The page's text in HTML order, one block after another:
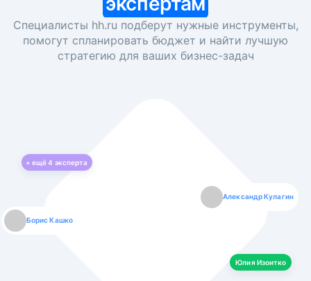
Специалисты hh.ru подберут нужные инструменты,
помогут спланировать бюджет и найти лучшую
стратегию для ваших бизнес-задач
+ ещё4 эксперта
Борис Кашко
Александр Кулагин
Юлия Изоитко
Юлия Изоитко
Даниил Макаров
Александр Кулагин
Екатерина Лазаренко
Даниил Макаров
Борис Кашко
Екатерина Лазаренко
Юлия Изоитко